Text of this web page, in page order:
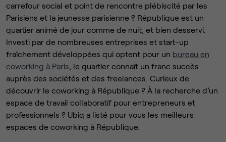
carrefour social et point de rencontre plébiscité par les
Parisiens et la jeunesse parisienne ? République est un
quartier animé de jour comme de nuit, et bien desservi.
Investi par de nombreuses entreprises et start-up
fraîchement développées qui optent pour un bureau en
coworking à Paris, le quartier connaît un franc succès
auprès des sociétés et des freelances. Curieux de
découvrir le coworking à République ? À la recherche d’un
espace de travail collaboratif pour entrepreneurs et
professionnels ? Ubiq a listé pour vous les meilleurs
espaces de coworking à République.